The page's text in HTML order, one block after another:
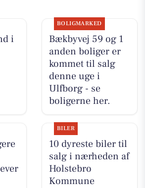
i
BOLIGMARKED
Bækbyvej 59 og 1
anden boliger er
kommet til salg
denne uge i
Ulfborg - se
boligerne her.
BILER
10 dyreste biler til
salg i nærheden af
Holstebro
Kommune